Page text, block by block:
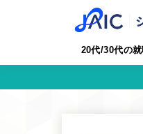
20代/30代の